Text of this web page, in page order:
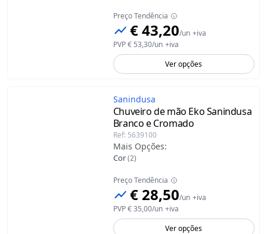
Preço Tendência
€ 43,20/un +iva
PVP€ 53,30/un +iva
Ver opções
Sanindusa
Chuveiro de mão Eko Sanindusa
Branco e Cromado
Ref: 5639100
Mais Opções:
Cor(2)
Preço Tendência
€ 28,50/un +iva
PVP€ 35,00/un +iva
Ver opções